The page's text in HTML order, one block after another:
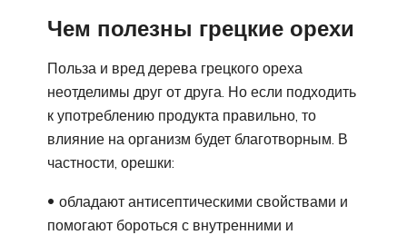
Чем полезны грецкие орехи
Польза и вред дерева грецкого ореха
неотделимы друг от друга. Но если подходить
к употреблению продукта правильно, то
влияние на организм будет благотворным. В
частности, орешки:
обладают антисептическими свойствами и
помогают бороться с внутренними и